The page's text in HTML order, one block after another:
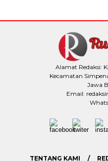
Alamat Redaksi:
Kecamatan
Jawa
Email:
TENTANG KAMI